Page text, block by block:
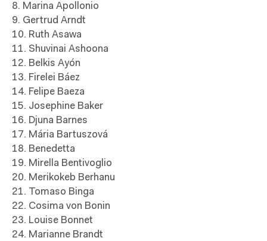
8. Marina Apollonio
9. Gertrud Arndt
10. Ruth Asawa
11. Shuvinai Ashoona
12. Belkis Ayón
13. Firelei Báez
14. Felipe Baeza
15. Josephine Baker
16. Djuna Barnes
17. Mária Bartuszová
18. Benedetta
19. Mirella Bentivoglio
20. Merikokeb Berhanu
21. Tomaso Binga
22. Cosima von Bonin
23. Louise Bonnet
24. Marianne Brandt